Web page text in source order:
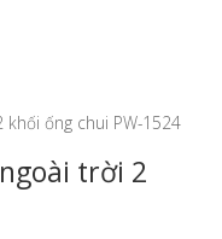
ngoài trời 2